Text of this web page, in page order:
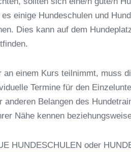
Hundeschulen vs.
So findet man den richtigen
Darum lohnt sich der Besuch
es einige Hundeschulen und
Dies kann auf dem
an einem Kurs teilnimmt, muss
Termine für den
anderen Belangen des
Nähe kennen
HUNDESCHULEN oder